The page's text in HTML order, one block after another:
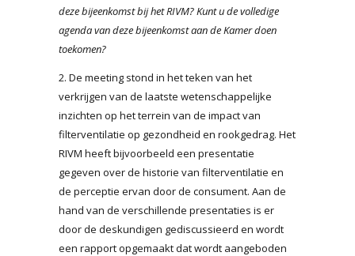
deze bijeenkomst bij het RIVM? Kunt u de volledige
agenda van deze bijeenkomst aan de Kamer doen
toekomen?
2. De meeting stond in het teken van het
verkrijgen van de laatste wetenschappelijke
inzichten op het terrein van de impact van
filterventilatie op gezondheid en rookgedrag. Het
RIVM heeft bijvoorbeeld een presentatie
gegeven over de historie van filterventilatie en
de perceptie ervan door de consument. Aan de
hand van de verschillende presentaties is er
door de deskundigen gediscussieerd en wordt
een rapport opgemaakt dat wordt aangeboden